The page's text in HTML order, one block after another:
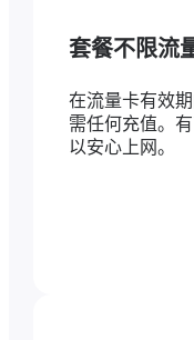
套餐不限流
在流量卡有效
需任何充值。
以安心上网。